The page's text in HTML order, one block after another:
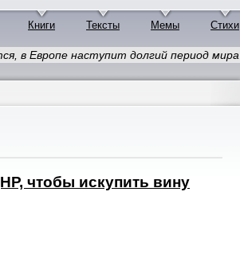
Книги Тексты Мемы Стихи
в Европе наступит долгий период мира
чтобы искупить вину